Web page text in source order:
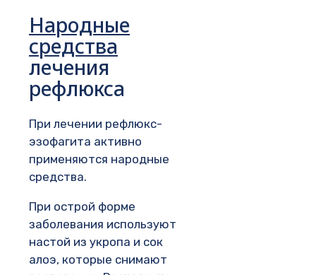
Народные
средства
лечения
рефлюкса
При лечении рефлюкс-
эзофагита активно
применяются народные
средства.
При острой форме
заболевания используют
настой из укропа и сок
алоэ, которые снимают